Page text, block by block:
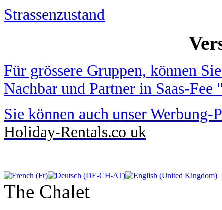
Strassenzustand
Für grössere Gruppen, können
Nachbar und Partner in Saas-
Sie können auch unser Werbung-
Holiday-Rentals.co uk
The Chalet